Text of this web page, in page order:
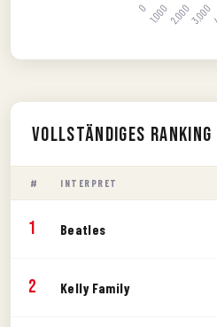
Vollständiges Ranking
# INTERPRET
1 Beatles
2 Kelly Family